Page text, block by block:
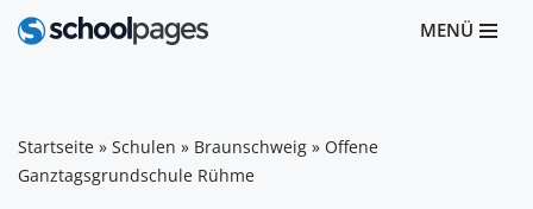
MENÜ
Startseite » Schulen » Braunschweig » Offene
Ganztagsgrundschule Rühme